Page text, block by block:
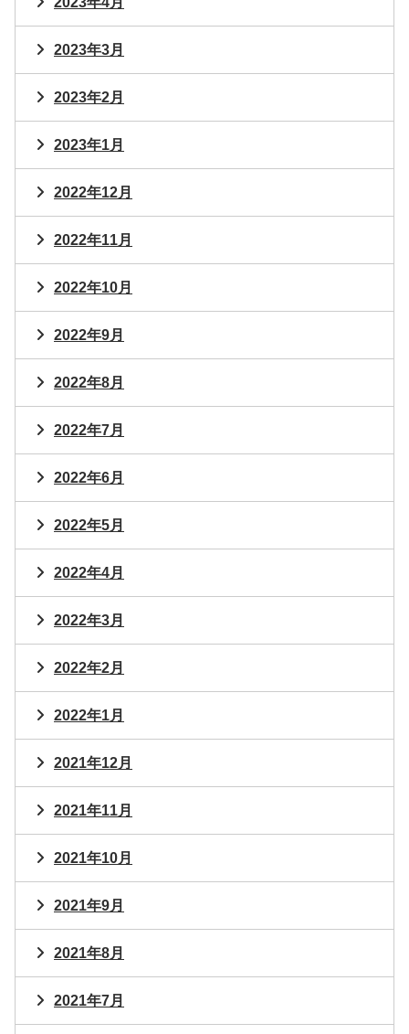
2023年3月
2023年2月
2023年1月
2022年12月
2022年11月
2022年10月
2022年9月
2022年8月
2022年7月
2022年6月
2022年5月
2022年4月
2022年3月
2022年2月
2022年1月
2021年12月
2021年11月
2021年10月
2021年9月
2021年8月
2021年7月